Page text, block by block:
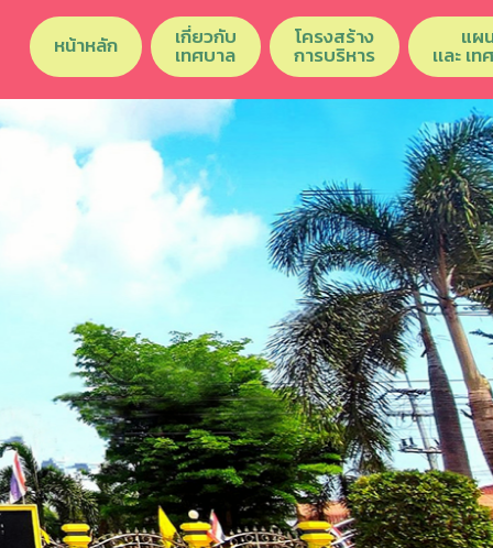
หน้าหลัก เกี่ยวกับ
เทศบาล
โครงสร้าง
การบริหาร
แผ
เเละ
Previous